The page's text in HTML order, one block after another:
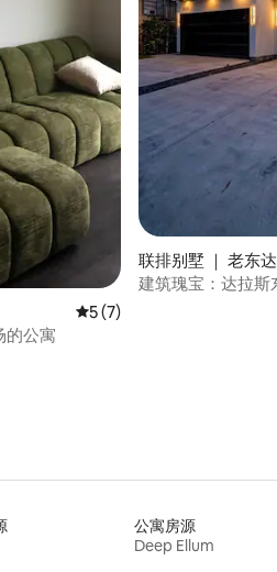
价
平均评分 5 分（满分 5 分）
5 (7)
的公寓
联排别墅 ｜ 老东
建筑瑰宝：达拉斯
公寓房源
Deep Ellum